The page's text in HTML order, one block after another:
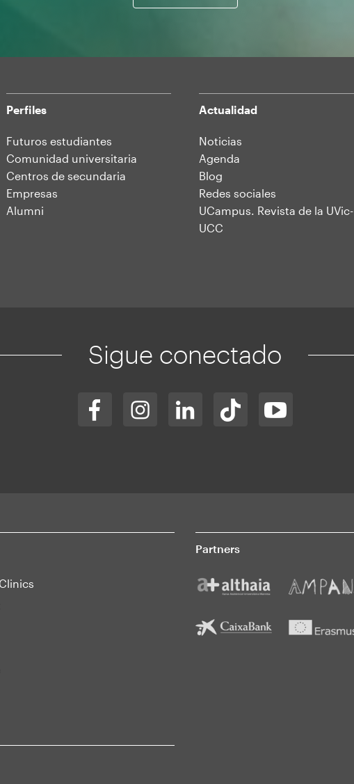
Perfiles
Futuros estudiantes
Comunidad universitaria
Centros de secundaria
Empresas
Alumni
Actualidad
Noticias
Agenda
Blog
Redes sociales
UCampus. Revista de la UVic-
UCC
Sigue conectado
Partners